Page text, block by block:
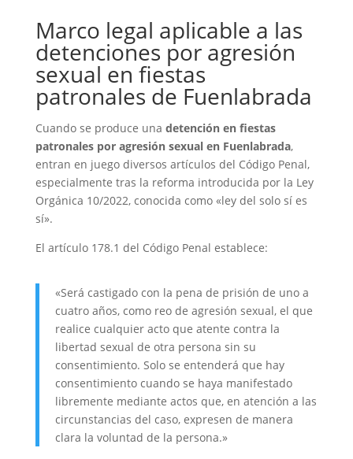
Marco legal aplicable a las
detenciones por agresión
sexual en fiestas
patronales de Fuenlabrada
Cuando se produce una detención en fiestas
patronales por agresión sexual en Fuenlabrada,
entran en juego diversos artículos del Código Penal,
especialmente tras la reforma introducida por la Ley
Orgánica 10/2022, conocida como «ley del solo sí es
sí».
El artículo 178.1 del Código Penal establece:
«Será castigado con la pena de prisión de uno a
cuatro años, como reo de agresión sexual, el que
realice cualquier acto que atente contra la
libertad sexual de otra persona sin su
consentimiento. Solo se entenderá que hay
consentimiento cuando se haya manifestado
libremente mediante actos que, en atención a las
circunstancias del caso, expresen de manera
clara la voluntad de la persona.»